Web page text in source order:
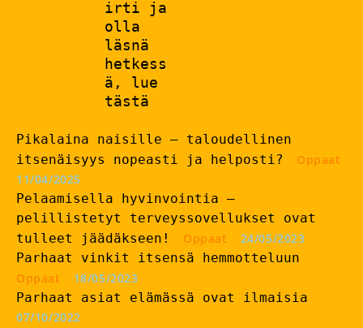
irti ja
olla
läsnä
hetkess
ä, lue
tästä
Pikalaina naisille – taloudellinen
itsenäisyys nopeasti ja helposti?
Oppaat
11/04/2025
Pelaamisella hyvinvointia –
pelillistetyt terveyssovellukset ovat
tulleet jäädäkseen!
Oppaat
24/05/2023
Parhaat vinkit itsensä hemmotteluun
Oppaat
18/05/2023
Parhaat asiat elämässä ovat ilmaisia
07/10/2022